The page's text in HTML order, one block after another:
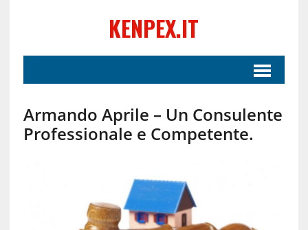
KENPEX.IT
Armando Aprile – Un Consulente
Professionale e Competente.